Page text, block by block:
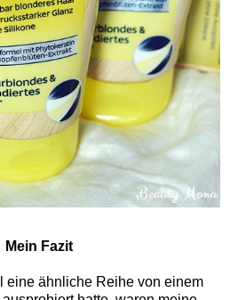
Mein Fazit
eine ähnliche Reihe von einem